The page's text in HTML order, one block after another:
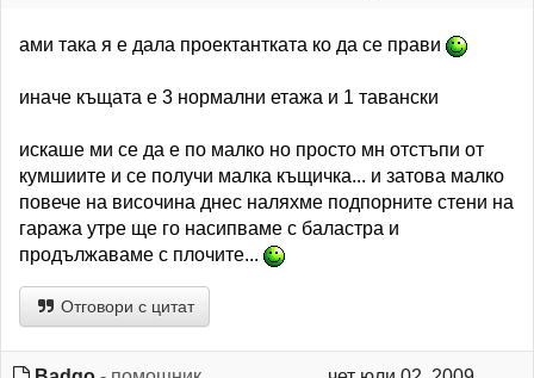
ами така я е дала проектантката ко да се прави
иначе къщата е 3 нормални етажа и 1 тавански
искаше ми се да е по малко но просто мн отстъпи от
кумшиите и се получи малка къщичка... и затова малко
повече на височина днес наляхме подпорните стени на
гаража утре ще го насипваме с баластра и
продължаваме с плочите...
Отговори с цитат